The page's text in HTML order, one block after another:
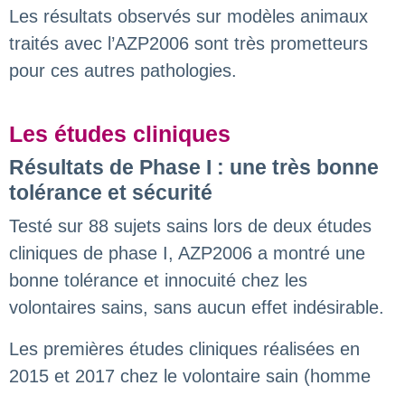
Les résultats observés sur modèles animaux
traités avec l’AZP2006 sont très prometteurs
pour ces autres pathologies.
Les études cliniques
Résultats de Phase I : une très bonne
tolérance et sécurité
Testé sur 88 sujets sains lors de deux études
cliniques de phase I, AZP2006 a montré une
bonne tolérance et innocuité chez les
volontaires sains, sans aucun effet indésirable.
Les premières études cliniques réalisées en
2015 et 2017 chez le volontaire sain (homme